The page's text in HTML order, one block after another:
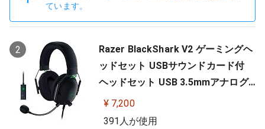
ています。
2
Razer BlackShark V2 ゲーミングヘ
ッドセット USBサウンドカード付
ヘッドセット USB 3.5mmアナログ
THX 7.1ch 立体音響 特許技術採用チ
タンコート50mmドライバー 単一指
¥ 7,200
391人が使用